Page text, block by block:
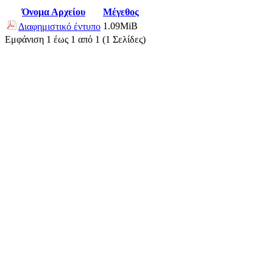
Όνομα Αρχείου
Μέγεθος
Διαφημιστικό έντυπο 1.09MiB
Εμφάνιση 1 έως 1 από 1 (1 Σελίδες)